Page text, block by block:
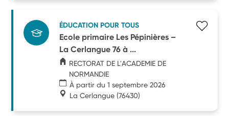
ÉDUCATION POUR TOUS
Ecole primaire Les Pépinières –
La Cerlangue 76 à ...
RECTORAT DE L'ACADEMIE DE
NORMANDIE
À partir du 1 septembre 2026
La Cerlangue (76430)